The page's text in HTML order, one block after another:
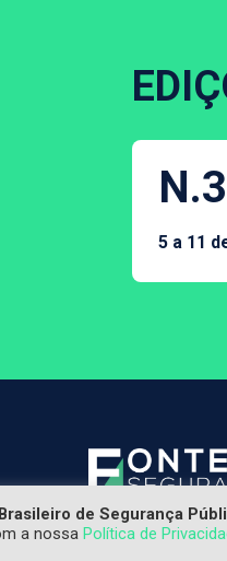
5 a 11
Os
de Segurança
a nossa Política de